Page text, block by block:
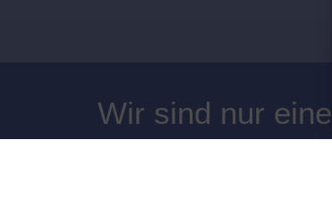
Wir sind nur eine